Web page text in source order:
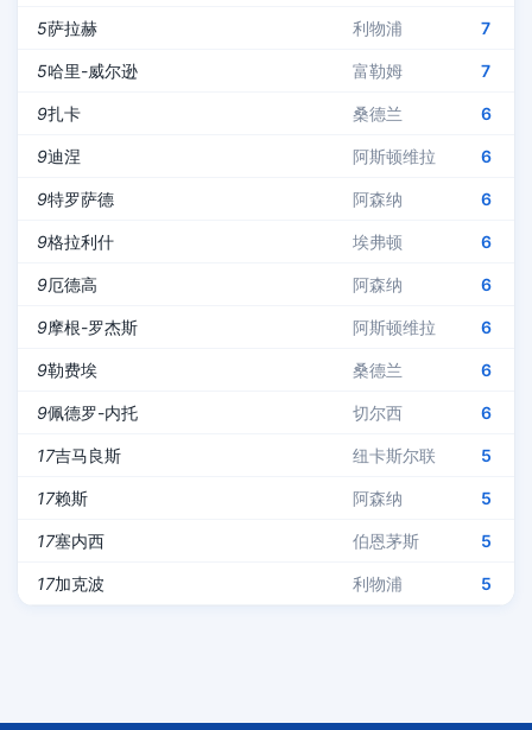
5萨拉赫 利物浦 7
5哈里-威尔逊 富勒姆 7
9扎卡 桑德兰 6
9迪涅 阿斯顿维拉 6
9特罗萨德 阿森纳 6
9格拉利什 埃弗顿 6
9厄德高 阿森纳 6
9摩根-罗杰斯 阿斯顿维拉 6
9勒费埃 桑德兰 6
9佩德罗-内托 切尔西 6
17吉马良斯 纽卡斯尔联 5
17赖斯 阿森纳 5
17塞内西 伯恩茅斯 5
17加克波 利物浦 5